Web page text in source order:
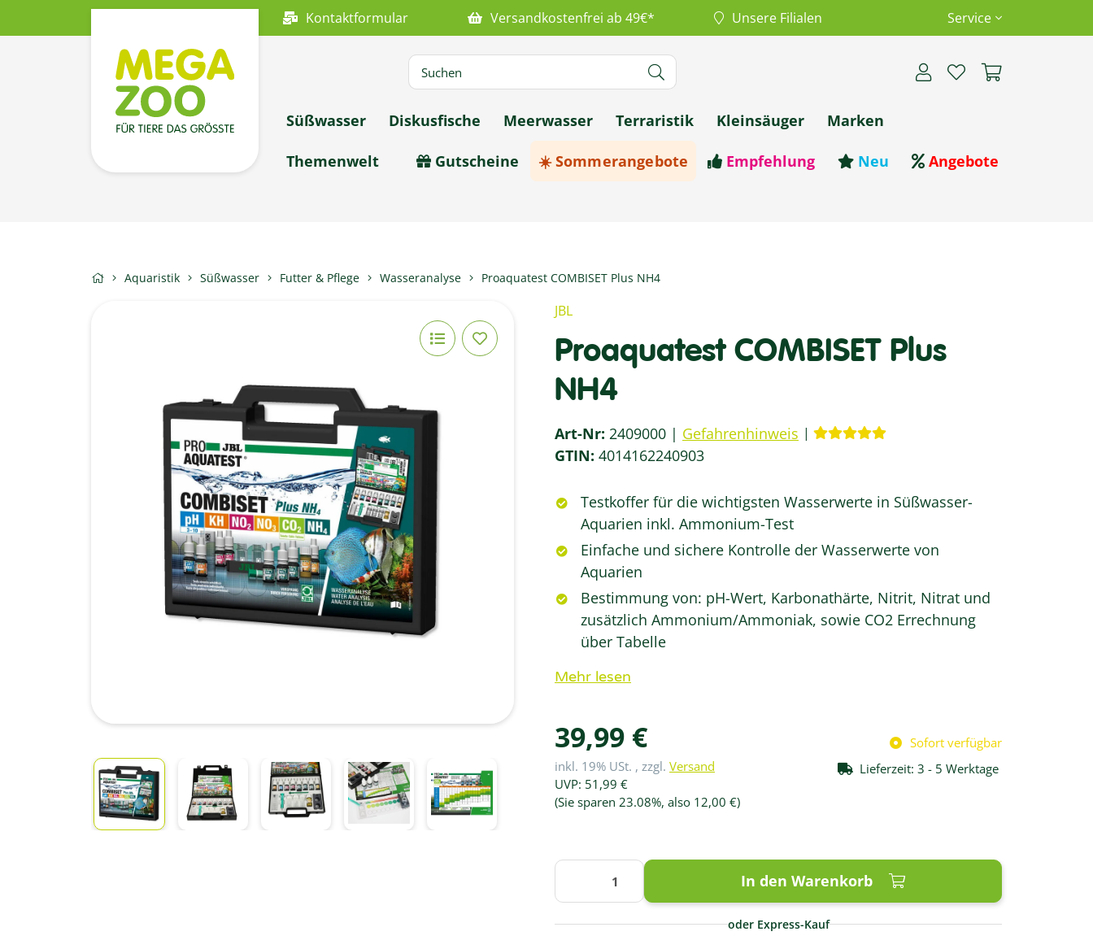
Kontaktformular Versandkostenfrei ab 49€* Unsere Filialen Service
Süßwasser Diskusfische Meerwasser Terraristik Kleinsäuger Marken
Themenwelt Gutscheine ☀️ Sommerangebote Empfehlung Neu Angebote
Aquaristik Süßwasser Futter & Pflege Wasseranalyse Proaquatest COMBISET Plus NH4
JBL
Proaquatest COMBISET Plus
NH4
Art-Nr: 2409000
Gefahrenhinweis
GTIN: 4014162240903
Testkoffer für die wichtigsten Wasserwerte in Süßwasser-
Aquarien inkl. Ammonium-Test
Einfache und sichere Kontrolle der Wasserwerte von
Aquarien
Bestimmung von: pH-Wert, Karbonathärte, Nitrit, Nitrat und
zusätzlich Ammonium/Ammoniak, sowie CO2 Errechnung
über Tabelle
Mehr lesen
39,99 €
inkl. 19% USt. , zzgl. Versand
UVP: 51,99 €
(Sie sparen 23.08%, also 12,00 €)
Sofort verfügbar
Lieferzeit: 3 - 5 Werktage
In den Warenkorb
oder Express-Kauf